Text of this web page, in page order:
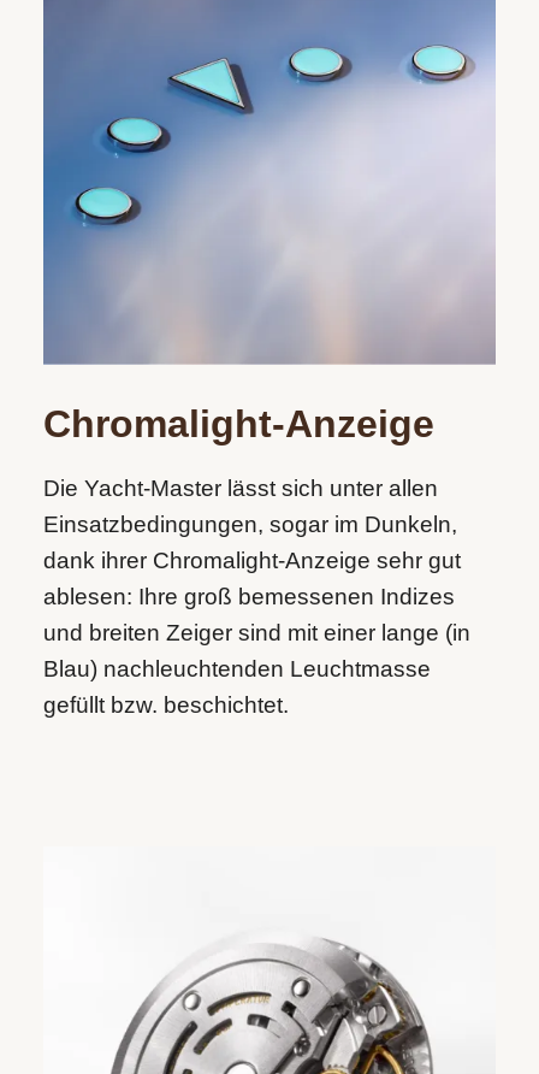
Chromalight-Anzeige
Die Yacht‑Master lässt sich unter allen
Einsatzbedingungen, sogar im Dunkeln,
dank ihrer Chromalight-Anzeige sehr gut
ablesen: Ihre groß bemessenen Indizes
und breiten Zeiger sind mit einer lange (in
Blau) nachleuchtenden Leuchtmasse
gefüllt bzw. beschichtet.